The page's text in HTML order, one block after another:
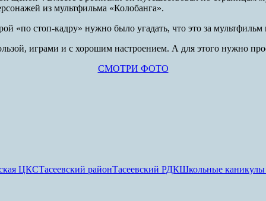
из мультфильма «Колобанга».
«по стоп-кадру» нужно было угадать, что это за мультфильм
играми и с хорошим настроением. А для этого нужно
СМОТРИ ФОТО
ЦКСТасеевский районТасеевский РДКШкольные